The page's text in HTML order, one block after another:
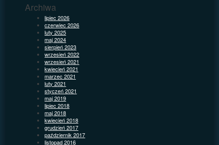
Archiwa
lipiec 2026
czerwiec 2026
luty 2025
maj 2024
sierpień 2023
wrzesień 2022
wrzesień 2021
kwiecień 2021
marzec 2021
luty 2021
styczeń 2021
maj 2019
lipiec 2018
maj 2018
kwiecień 2018
grudzień 2017
październik 2017
listopad 2016